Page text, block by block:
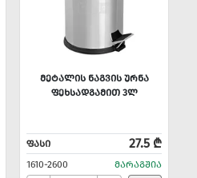
ᲛᲔᲢᲐᲚᲘᲡ ᲜᲐᲒᲕᲘᲡ ᲣᲠᲜᲐ
ᲤᲔᲮᲡᲐᲓᲒᲐᲛᲘᲗ 3Ლ
ᲤᲐᲡᲘ 27.5 ₾
1610-2600 ᲛᲐᲠᲐᲒᲨᲘᲐ